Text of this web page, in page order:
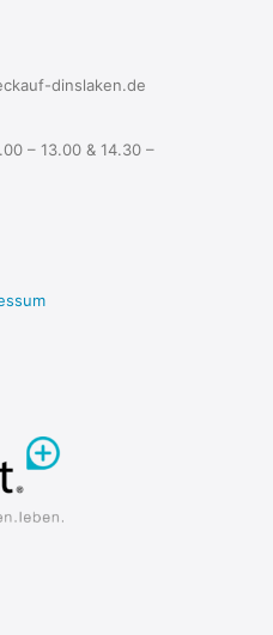
dinslaken.de
– 13.00 & 14.30 –